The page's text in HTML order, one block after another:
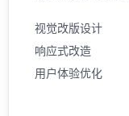
视觉改版设计
响应式改造
用户体验优化